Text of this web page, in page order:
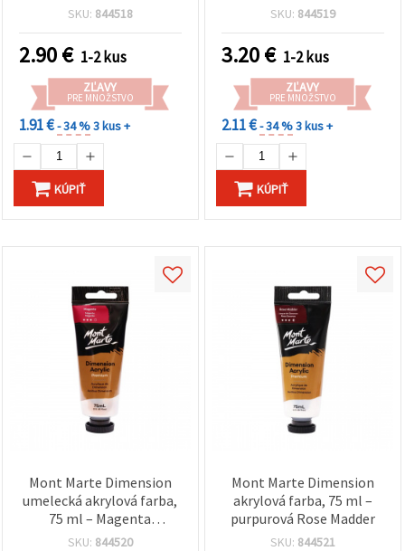
SKU: 844518
2.90€ 1-2 kus
ZĽAVY
PRE MNOŽSTVO
1.91 €- 34 %3 kus +
KÚPIŤ
SKU: 844519
3.20€ 1-2 kus
ZĽAVY
PRE MNOŽSTVO
2.11 €- 34 %3 kus +
KÚPIŤ
Mont Marte Dimension
umelecká akrylová farba,
75 ml – Magenta
fialovočervená
SKU: 844520
Mont Marte Dimension
akrylová farba, 75 ml –
purpurová Rose Madder
SKU: 844521